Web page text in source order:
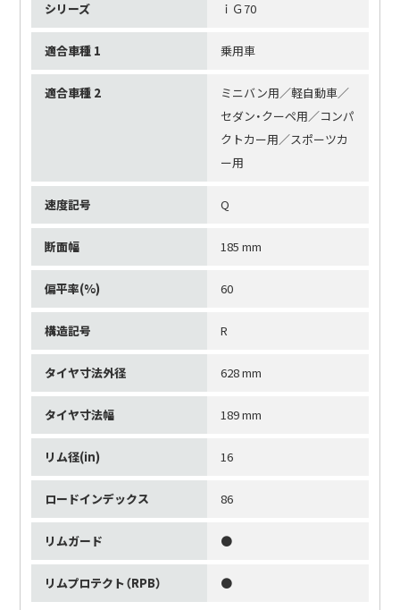
シリーズ ｉＧ70
適合車種 1 乗用車
適合車種 2
ミニバン用／軽自動車／
セダン・クーペ用／コンパ
クトカー用／スポーツカ
ー用
速度記号 Q
断面幅 185 mm
偏平率(%) 60
構造記号 R
タイヤ寸法外径 628 mm
タイヤ寸法幅 189 mm
リム径(in) 16
ロードインデックス 86
リムガード ●
リムプロテクト（RPB） ●